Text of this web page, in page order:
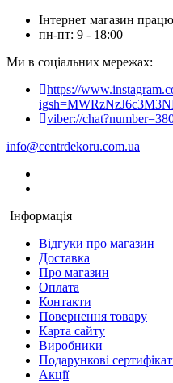
Інтернет магазин
пн-пт: 9 - 18:00
Ми в соціальних мережах:
https://
viber://
info@centrdekoru.com.ua
Інформація
Відгуки про магазин
Доставка
Про магазин
Оплата
Контакти
Повернення товару
Карта сайту
Виробники
Подарункові
Акції